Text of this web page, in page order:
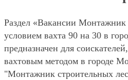
Раздел «Вакансии Монтажник
условием вахта 90 на 30 в
предназначен для
вахтовым методом в городе
"Монтажник строительных